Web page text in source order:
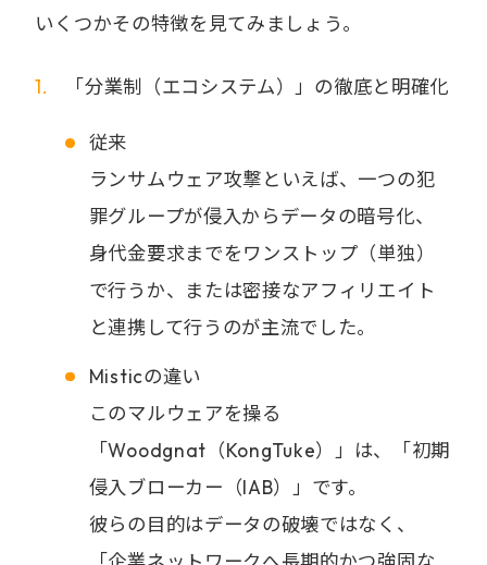
いくつかその特徴を見てみましょう。
「分業制（エコシステム）」の徹底と明確化
従来
ランサムウェア攻撃といえば、一つの犯
罪グループが侵入からデータの暗号化、
身代金要求までをワンストップ（単独）
で行うか、または密接なアフィリエイト
と連携して行うのが主流でした。
Misticの違い
このマルウェアを操る
「Woodgnat（KongTuke）」は、「初期
侵入ブローカー（IAB）」です。
彼らの目的はデータの破壊ではなく、